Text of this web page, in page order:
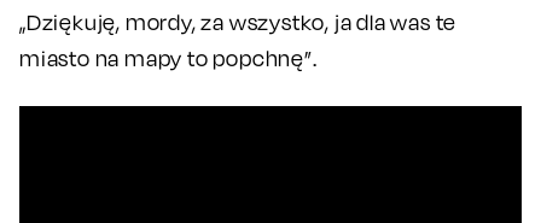
„Dziękuję, mordy, za wszystko, ja dla was te
miasto na mapy to popchnę”.